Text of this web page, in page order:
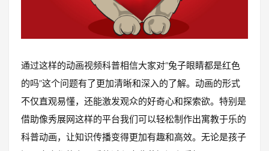
通过这样的动画视频科普相信大家对“兔子眼睛都是红色
的吗”这个问题有了更加清晰和深入的了解。动画的形式
不仅直观易懂，还能激发观众的好奇心和探索欲。特别是
借助像秀展网这样的平台我们可以轻松制作出寓教于乐的
科普动画，让知识传播变得更加有趣和高效。无论是孩子